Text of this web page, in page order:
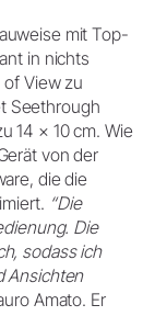
mit Top-
in nichts
View zu
Seethrough
14 × 10 cm. Wie
von der
die die
“Die
Die
sodass ich
Ansichten
Amato. Er